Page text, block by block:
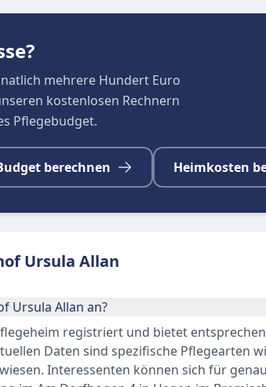
mehrere Hundert Euro
kostenlosen Rechnern
Pflegebudget.
berechnen Heimkosten
Ursula Allan
Ursula Allan an?
registriert und bietet
Daten sind spezifische Pflegearten
Interessenten können sich für